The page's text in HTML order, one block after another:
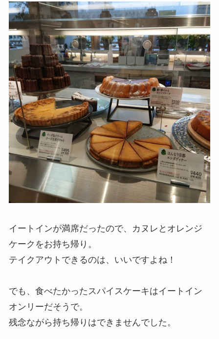
イートインが満席だったので、カヌレとオレンジ
ケークをお持ち帰り。
テイクアウトできるのは、いいですよね！
でも、食べたかったスパイスケーキはイートイン
オンリーだそうで。
残念ながら持ち帰りはできませんでした。